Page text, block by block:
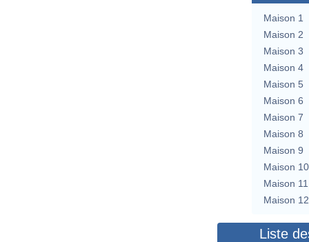
Maison 1
Maison 2
Maison 3
Maison 4
Maison 5
Maison 6
Maison 7
Maison 8
Maison 9
Maison 10
Maison 11
Maison 12
Liste